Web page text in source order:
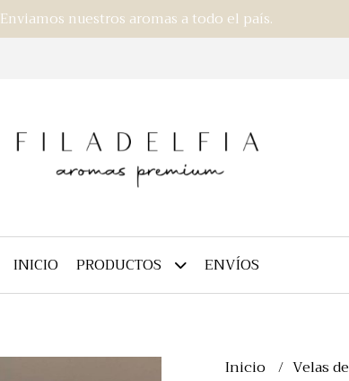
Enviamos nuestros aromas a todo el país.
INICIO PRODUCTOS ENVÍOS
Inicio Velas